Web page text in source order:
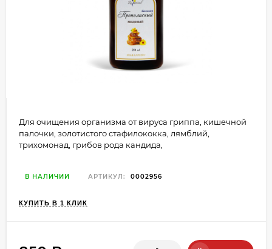
Для очищения организма от вируса гриппа, кишечной
палочки, золотистого стафилококка, лямблий,
трихомонад, грибов рода кандида,
В НАЛИЧИИ АРТИКУЛ: 0002956
КУПИТЬ В 1 КЛИК